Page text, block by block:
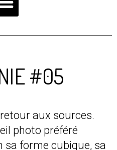
#05
aux sources.
photo préféré
sa forme cubique, sa